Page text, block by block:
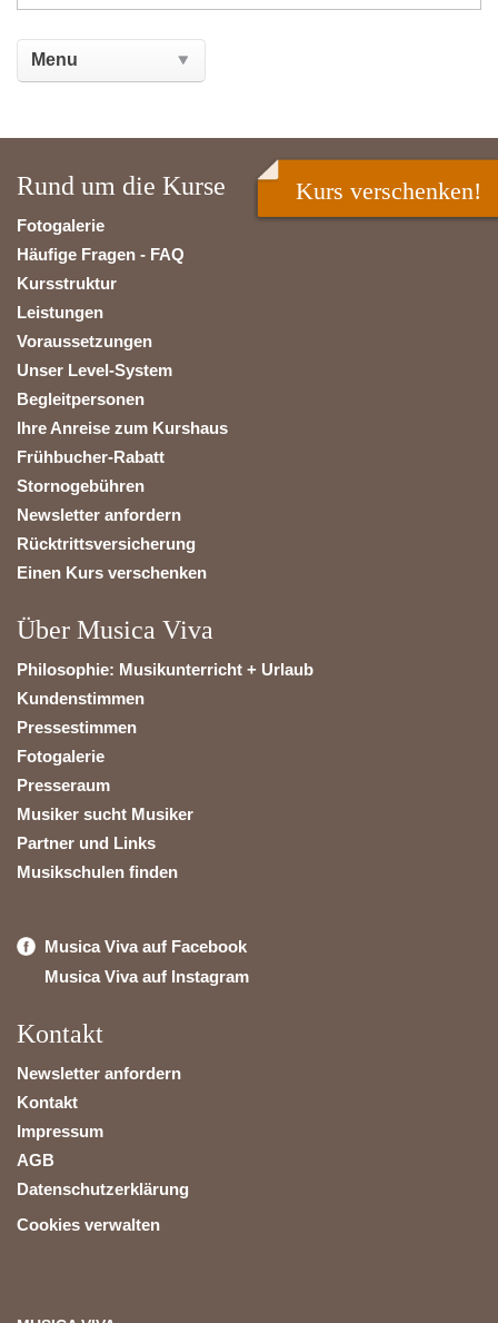
Rund um die Kurse
Fotogalerie
Häufige Fragen - FAQ
Kursstruktur
Leistungen
Voraussetzungen
Unser Level-System
Begleitpersonen
Ihre Anreise zum Kurshaus
Frühbucher-Rabatt
Stornogebühren
Newsletter anfordern
Rücktrittsversicherung
Einen Kurs verschenken
Über Musica Viva
Philosophie: Musikunterricht + Urlaub
Kundenstimmen
Pressestimmen
Fotogalerie
Presseraum
Musiker sucht Musiker
Partner und Links
Musikschulen finden
Musica Viva auf Facebook
Musica Viva auf Instagram
Kontakt
Newsletter anfordern
Kontakt
Impressum
AGB
Datenschutzerklärung
Cookies verwalten
Kurs verschenken!